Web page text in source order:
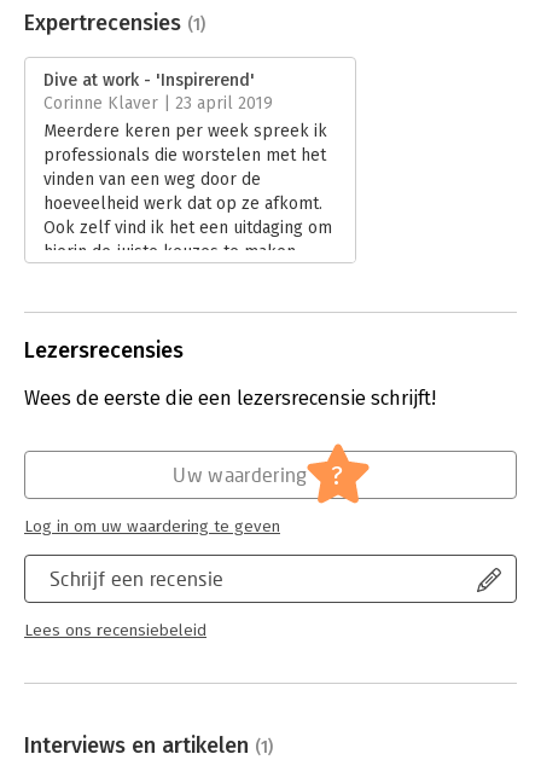
Bindwijze:
paperback
Uitgever:
LannooCampus
Druk:
1
Verschijningsdatum:
16-1-2019
Hoofdrubriek: Personeelsmanagement
Expertrecensies (1)
Dive at work - 'Inspirerend'
Corinne Klaver | 23 april 2019
Meerdere keren per week spreek ik
professionals die worstelen met het
vinden van een weg door de
hoeveelheid werk dat op ze afkomt.
Ook zelf vind ik het een uitdaging om
hierin de juiste keuzes te maken.
Lezersrecensies
Wees de eerste die een lezersrecensie schrijft!
Schrijf een recensie
Lees ons recensiebeleid
Uw waardering ?
Log in om uw waardering te geven
Interviews en artikelen (1)